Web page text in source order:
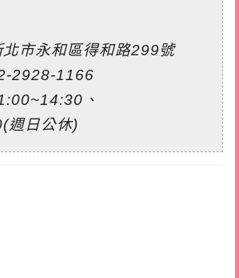
市永和區得和路299號
2928-1166
、
週日公休)